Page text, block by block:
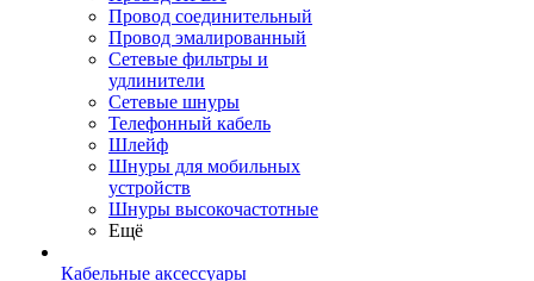
Провод соединительный
Провод эмалированный
Сетевые фильтры и
удлинители
Сетевые шнуры
Телефонный кабель
Шлейф
Шнуры для мобильных
устройств
Шнуры высокочастотные
Ещё
Кабельные аксессуары